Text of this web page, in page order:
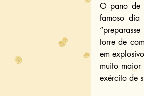
O pano de
famoso dia
torre de
em
muito maior
exército de